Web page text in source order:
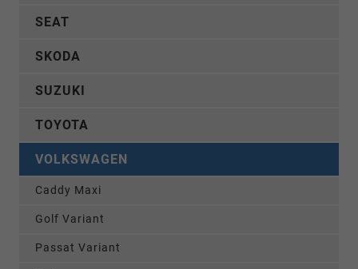
SEAT
SKODA
SUZUKI
TOYOTA
VOLKSWAGEN
Caddy Maxi
Golf Variant
Passat Variant